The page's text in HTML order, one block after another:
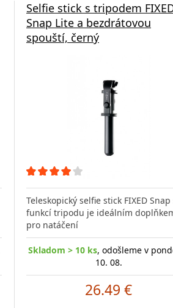
Selfie stick s tripodem
Snap Lite a bezdrátovou
spouští, černý
Teleskopický selfie stick FIXED Snap
funkcí tripodu je ideálním
pro natáčení
Skladom > 10 ks, odošleme v
10. 08.
26.49 €